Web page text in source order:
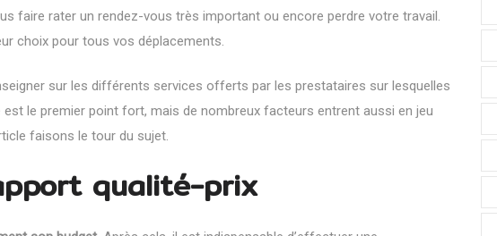
faire rater un rendez-vous très important ou encore perdre votre travail.
choix pour tous vos déplacements.
sur les différents services offerts par les prestataires sur lesquelles
le premier point fort, mais de nombreux facteurs entrent aussi en jeu
faisons le tour du sujet.
qualité-prix